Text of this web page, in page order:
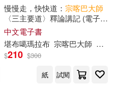
上人(2)
等 杜
慢慢走，快快道： 宗喀巴大師
〈三主要道〉釋論講記 (電子
書)
中文電子書
堪布噶瑪拉布 宗喀巴大師 第1
$210 $300
紙
試閱